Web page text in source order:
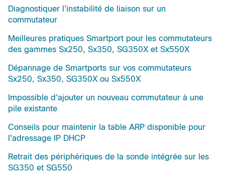
Diagnostiquer l'instabilité de liaison sur un
commutateur
Meilleures pratiques Smartport pour les commutateurs
des gammes Sx250, Sx350, SG350X et Sx550X
Dépannage de Smartports sur vos commutateurs
Sx250, Sx350, SG350X ou Sx550X
Impossible d'ajouter un nouveau commutateur à une
pile existante
Conseils pour maintenir la table ARP disponible pour
l'adressage IP DHCP
Retrait des périphériques de la sonde intégrée sur les
SG350 et SG550